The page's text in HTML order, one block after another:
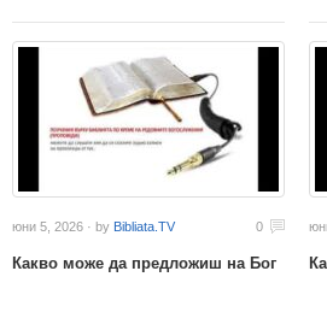
юни 5, 2026 · by Bibliata.TV 0
Какво може да предложиш на Бог